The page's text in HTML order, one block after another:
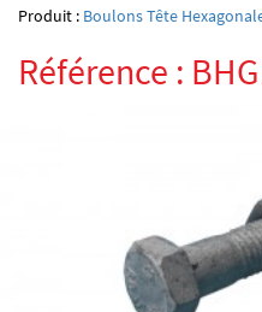
Produit : Boulons Tête
Référence :